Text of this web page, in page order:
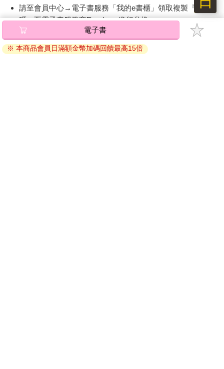
請至會員中心→電子書服務「我的e書櫃」領取複製『兌換
碼』至電子書服務商Readmoo進行兌換。
退換貨須知：
因版權保護，您在金石堂所購買的電子書僅能以金石堂專屬
電子書
※ 本商品會員日滿額金幣加碼回饋最高15倍